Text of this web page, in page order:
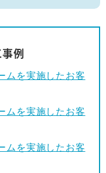
例
ムを実施したお客
ムを実施したお客
ムを実施したお客